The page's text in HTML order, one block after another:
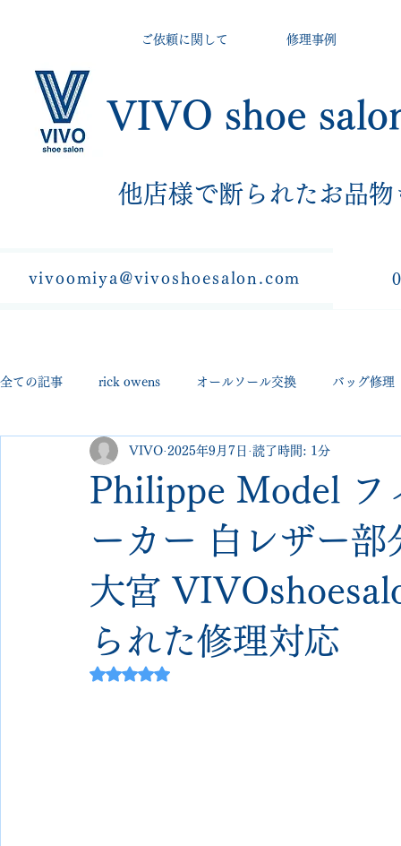
VIVO shoe
他店様で断られたお品物
ご依頼に関して 修理事例
vivoomiya@vivoshoesalon.com
全ての記事 rick owens オールソール交換 バッグ修理
george cleverley Christian louboutin allen edmonds
jimmy choo クリーニング•撥水コーテ
edward green george cox hermes
crockett&jones
Philippe Model フ
ーカー 白レザー
大宮
られた修理対応
VIVO 2025年9月7日 読了時間: 1分
5つ星のうちNaNと評価されています。